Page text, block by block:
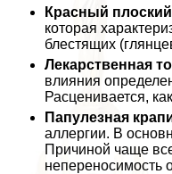
Красный
которая
блестящих
Лекарственная
влияния
Расценивается,
Папулезная
аллергии. В
Причиной чаще
непереносимость